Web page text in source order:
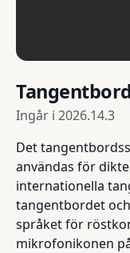
Tangentbord
Ingår i 2026.14.3
Det
användas för
internationella
tangentbordet
språket för
mikrofonikonen